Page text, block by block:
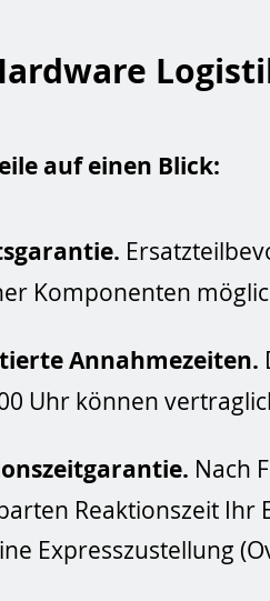
auf einen Blick:
Komponenten
Annahmezeiten.
Uhr können
Nach
Reaktionszeit Ihr
Expresszustellung